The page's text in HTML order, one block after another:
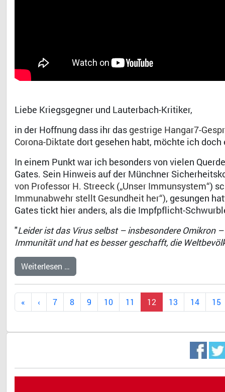
Liebe Kriegsgegner und Lauterbach-Kritiker,
in der Hoffnung dass ihr das gestrige Hangar7-
Corona-Diktate dort gesehen habt, möchte ich
In einem Punkt war ich besonders von vielen
Gates. Sein Hinweis auf der Münchner
von Professor H. Streeck („Unser Immunsystem“)
Immunabwehr stellt Gesundheit her“), gesungen
Gates tickt hier anders, als die Impfpflicht-
"Leider ist das Virus selbst – insbesondere Omikron
Immunität und hat es besser geschafft, die
Weiterlesen …
7 8 9 10 11 12 13 14 15